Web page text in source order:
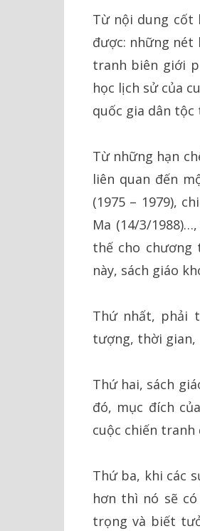
Từ nội dung cốt
được: những nét
tranh biên giới
học lịch sử của
quốc gia dân tộc
Từ những hạn
liên quan đến
(1975 – 1979),
Ma (14/3/
thế cho chương
này, sách giáo
Thứ nhất, phải
tượng, thời gian,
Thứ hai, sách
đó, mục đích
cuộc chiến tranh
Thứ ba, khi các
hơn thì nó sẽ
trọng và biết